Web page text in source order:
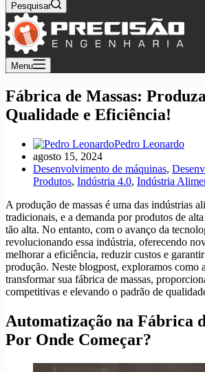
Pesquisar
Menu
Fábrica de Massas:
Qualidade e Eficiência!
Pedro Leonardo
agosto 15, 2024
Desenvolvimento de máquinas,
Produtos, Indústria 4.0, Indústria
A produção de massas é uma das indústrias
tradicionais, e a demanda por produtos de
tão alta. No entanto, com o avanço da
revolucionando essa indústria, oferecendo
melhorar a eficiência, reduzir custos e
produção. Neste blogpost, exploramos como
transformar sua fábrica de massas,
competitivas e elevando o padrão de
Automatização na Fábrica
Por Onde Começar?